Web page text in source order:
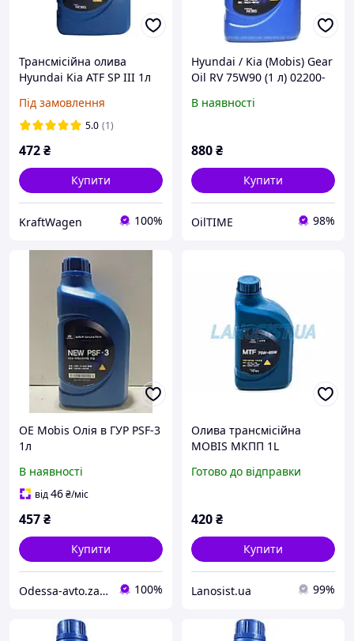
Трансмісійна олива
Hyundai Kia ATF SP III 1л
Під замовлення
5.0 (1)
472₴
Купити
KraftWagen 100%
Hyundai / Kia (Mobis) Gear
Oil RV 75W90 (1 л) 02200-
В наявності
880₴
Купити
OilTIME 98%
OE Mobis Олія в ГУР PSF-3
1л
В наявності
від46₴/міс
457₴
Купити
Odessa-avto.zapchasti 100%
Олива трансмісійна
MOBIS МКПП 1L
Готово до відправки
420₴
Купити
Lanosist.ua 99%